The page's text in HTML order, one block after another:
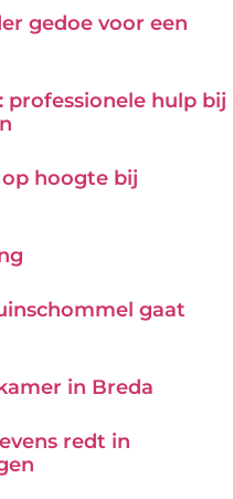
gedoe voor een
professionele hulp bij
hoogte bij
gaat
in Breda
redt in